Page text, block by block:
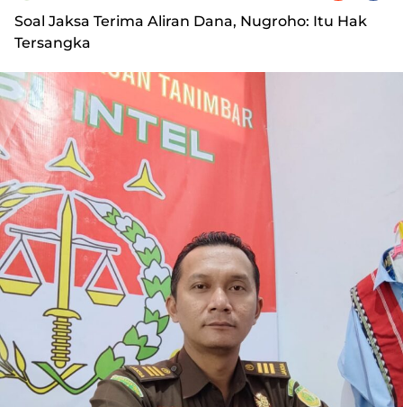
Soal Jaksa Terima Aliran Dana, Nugroho: Itu Hak
Tersangka